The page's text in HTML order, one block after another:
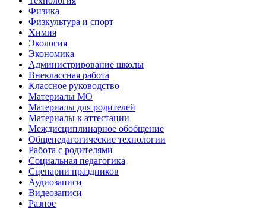
Физика
Физкультура и спорт
Химия
Экология
Экономика
Администрирование школы
Внеклассная работа
Классное руководство
Материалы МО
Материалы для родителей
Материалы к аттестации
Междисциплинарное обобщение
Общепедагогические технологии
Работа с родителями
Социальная педагогика
Сценарии праздников
Аудиозаписи
Видеозаписи
Разное